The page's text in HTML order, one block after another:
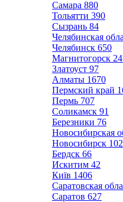
Самара 880
Тольятти 390
Сызрань 84
Челябинская
Челябинск 650
Магнитогорск
Златоуст 97
Алматы 1670
Пермский край
Пермь 707
Соликамск 91
Березники 76
Новосибирская
Новосибирск
Бердск 66
Искитим 42
Київ 1406
Саратовская
Саратов 627